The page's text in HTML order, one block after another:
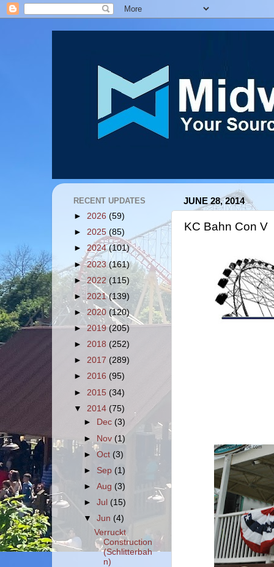
JUNE 28, 2014
KC Bahn Con V
RECENT UPDATES
► 2026 (59)
► 2025 (85)
► 2024(101)
►2023(161)
►2022(115)
► 2021(139)
► 2020 (120)
►2019(205)
► 2018 (252)
► 2017 (289)
► 2016 (95)
► 2015 (34)
▼ 2014 (75)
►
Dec (3)
► Nov(1)
►Oct(3)
► Sep (1)
►Aug (3)
►Jul (15)
▼Jun (4)
Verruckt
Construction
(Schlitterbah
n)